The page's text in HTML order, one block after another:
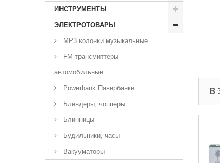
ИНСТРУМЕНТЫ
ЭЛЕКТРОТОВАРЫ
MP3 колонки музыкальные
FM трансмиттеры
автомобильные
Powerbank Павербанки
Блендеры, чопперы
Блинницы
Будильники, часы
Вакууматоры
В